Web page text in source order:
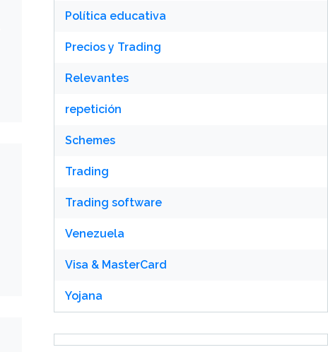
Política educativa
Precios y Trading
Relevantes
repetición
Schemes
Trading
Trading software
Venezuela
Visa & MasterCard
Yojana